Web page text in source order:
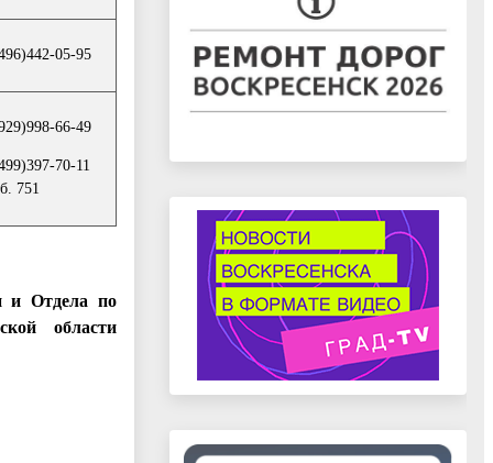
05-95
66-49
70-11
751
и Отдела по
области